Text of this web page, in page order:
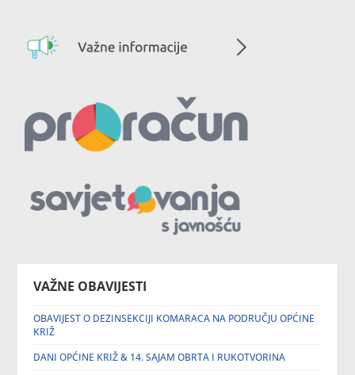
VAŽNE OBAVIJESTI
OBAVIJEST O DEZINSEKCIJI KOMARACA NA PODRUČJU OPĆINE
KRIŽ
DANI OPĆINE KRIŽ & 14. SAJAM OBRTA I RUKOTVORINA